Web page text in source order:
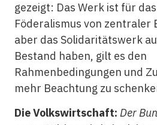
gezeigt: Das Werk ist für
Föderalismus von zentraler
aber das Solidaritätswerk
Bestand haben, gilt es den
Rahmenbedingungen und
mehr Beachtung zu
Die Volkswirtschaft: Der